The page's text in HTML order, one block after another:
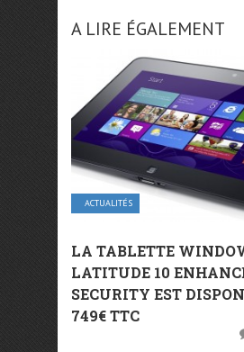
A LIRE ÉGALEMENT
ACTUALITÉS
LA TABLETTE
LATITUDE 10
SECURITY EST
749€ TTC